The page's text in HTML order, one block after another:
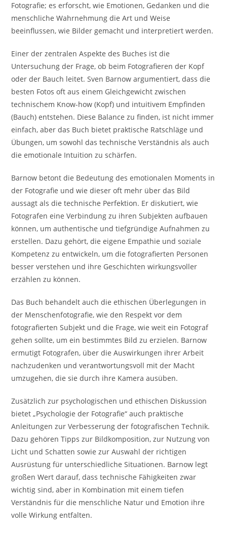
Fotografie; es erforscht, wie Emotionen, Gedanken und die
menschliche Wahrnehmung die Art und Weise
beeinflussen, wie Bilder gemacht und interpretiert werden.
Einer der zentralen Aspekte des Buches ist die
Untersuchung der Frage, ob beim Fotografieren der Kopf
oder der Bauch leitet. Sven Barnow argumentiert, dass die
besten Fotos oft aus einem Gleichgewicht zwischen
technischem Know-how (Kopf) und intuitivem Empfinden
(Bauch) entstehen. Diese Balance zu finden, ist nicht immer
einfach, aber das Buch bietet praktische Ratschläge und
Übungen, um sowohl das technische Verständnis als auch
die emotionale Intuition zu schärfen.
Barnow betont die Bedeutung des emotionalen Moments in
der Fotografie und wie dieser oft mehr über das Bild
aussagt als die technische Perfektion. Er diskutiert, wie
Fotografen eine Verbindung zu ihren Subjekten aufbauen
können, um authentische und tiefgründige Aufnahmen zu
erstellen. Dazu gehört, die eigene Empathie und soziale
Kompetenz zu entwickeln, um die fotografierten Personen
besser verstehen und ihre Geschichten wirkungsvoller
erzählen zu können.
Das Buch behandelt auch die ethischen Überlegungen in
der Menschenfotografie, wie den Respekt vor dem
fotografierten Subjekt und die Frage, wie weit ein Fotograf
gehen sollte, um ein bestimmtes Bild zu erzielen. Barnow
ermutigt Fotografen, über die Auswirkungen ihrer Arbeit
nachzudenken und verantwortungsvoll mit der Macht
umzugehen, die sie durch ihre Kamera ausüben.
Zusätzlich zur psychologischen und ethischen Diskussion
bietet „Psychologie der Fotografie“ auch praktische
Anleitungen zur Verbesserung der fotografischen Technik.
Dazu gehören Tipps zur Bildkomposition, zur Nutzung von
Licht und Schatten sowie zur Auswahl der richtigen
Ausrüstung für unterschiedliche Situationen. Barnow legt
großen Wert darauf, dass technische Fähigkeiten zwar
wichtig sind, aber in Kombination mit einem tiefen
Verständnis für die menschliche Natur und Emotion ihre
volle Wirkung entfalten.